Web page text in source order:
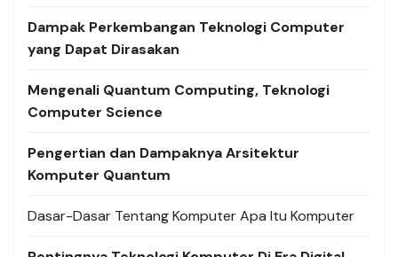
Dampak Perkembangan Teknologi Computer
yang Dapat Dirasakan
Mengenali Quantum Computing, Teknologi
Computer Science
Pengertian dan Dampaknya Arsitektur
Komputer Quantum
Dasar-Dasar Tentang Komputer Apa Itu Komputer